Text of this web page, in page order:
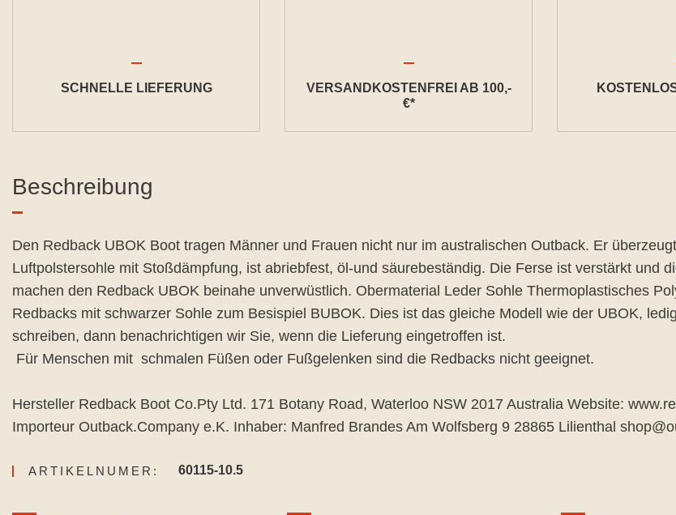
SCHNELLE LIEFERUNG
VERSANDKOSTENFREI AB 100,-
€*
Beschreibung
Den Redback UBOK Boot tragen Männer und Frauen nicht nur im australischen Outback. Er
Luftpolstersohle mit Stoßdämpfung, ist abriebfest, öl-und säurebeständig. Die Ferse ist verstärkt und
machen den Redback UBOK beinahe unverwüstlich. Obermaterial Leder Sohle Thermoplastisches
Redbacks mit schwarzer Sohle zum Besispiel BUBOK. Dies ist das gleiche Modell wie der UBOK,
schreiben, dann benachrichtigen wir Sie, wenn die Lieferung eingetroffen ist.
Für Menschen mit schmalen Füßen oder Fußgelenken sind die Redbacks nicht geeignet.
Hersteller Redback Boot Co.Pty Ltd. 171 Botany Road, Waterloo NSW 2017 Australia Website:
Importeur Outback.Company e.K. Inhaber: Manfred Brandes Am Wolfsberg 9 28865 Lilienthal
ARTIKELNUMER: 60115-10.5